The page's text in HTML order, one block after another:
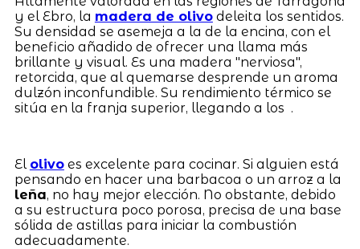
y el Ebro, la madera de olivodeleita los sentidos.
Su densidad se asemeja a la de la encina, con el
beneficio añadido de ofrecer una llama más
brillante y visual. Es una madera "nerviosa",
retorcida, que al quemarse desprende un aroma
dulzón inconfundible. Su rendimiento térmico se
sitúa en la franja superior, llegando a los .
El olivoes excelente para cocinar. Si alguien está
pensando en hacer una barbacoa o un arroz a la
leña, no hay mejor elección. No obstante, debido
a su estructura poco porosa, precisa de una base
sólida de astillas para iniciar la combustión
adecuadamente.